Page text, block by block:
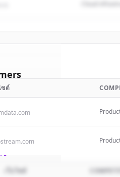
of
started.
ช้
ซต์
เว็บไซต์